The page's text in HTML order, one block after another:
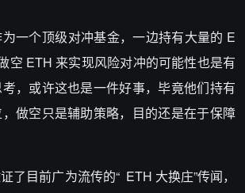
一个顶级对冲基金，一边持有大量的 E
空 ETH 来实现风险对冲的可能性也是有
，或许这也是一件好事，毕竟他们持有
做空只是辅助策略，目的还是在于保障
了目前广为流传的“ ETH 大换庄”传闻，